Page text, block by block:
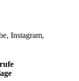
Instagram,